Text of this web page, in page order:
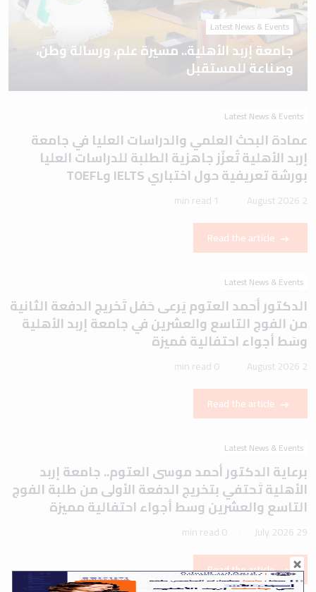
Latest News & Events
جامعة إربد الأهلية.. مسيرة علم، ورسالة وطن،
وصناعة للمستقبل
Latest News & Events
عمادة البحث العلمي والدراسات العليا في جامعة
إربد الأهلية تُعزّز جاهزية الطلبة للدراسات العليا
بورشة تعريفية حول اختباري IELTS وTOEFL
2 August 2026
1 min read
Read the article
Latest News & Events
الدكتور أحمد العتوم يَرعى حَفل تَخريج الدفعة الثانية
من الفوج التاسع والعشرين في جامعة إربد الأهلية
وسَط أجواء احتفالية مُميزة
2 August 2026
0 min read
Read the article
Latest News & Events
برعاية الدكتور أحمد موسى العتوم.. جامعة إربد
الأهلية تَحتفي بتخريج الدفعة الأولى من طلبة الفوج
التاسع والعشرين وسط أجواء احتفالية مميزة
29 July 2026
0 min read
Read the article